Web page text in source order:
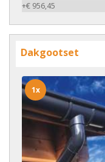
+€ 956,45
Dakgootset
1x